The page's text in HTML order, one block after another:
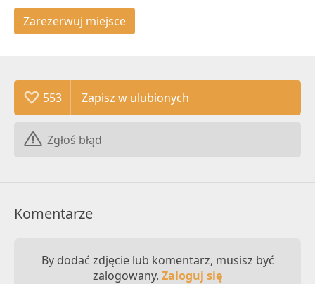
Zarezerwuj miejsce
553
Zgłoś błąd
Komentarze
By dodać zdjęcie lub komentarz, musisz być
zalogowany. Zaloguj się